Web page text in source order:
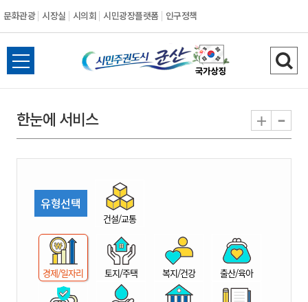
문화관광 시장실 시의회 시민광장플랫폼 인구정책
시
민
권
시
산
전
체
뉴
열
검
색
기
한눈에 서비스 + -
유형선택
건설/교통
경제/일자리 토지/주택 복지/건강 출산/육아